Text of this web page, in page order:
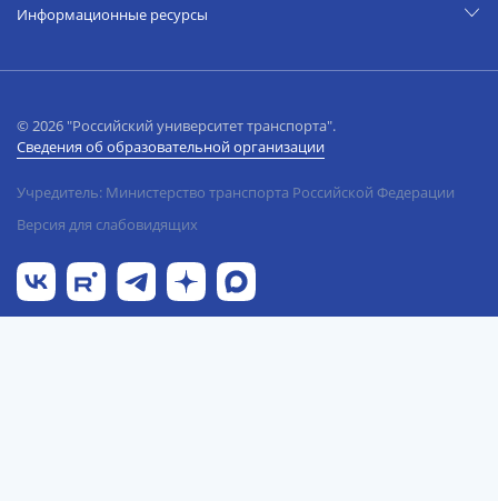
Информационные ресурсы
© 2026 "Российский университет транспорта".
Сведения об образовательной организации
Учредитель: Министерство транспорта Российской Федерации
Версия для слабовидящих